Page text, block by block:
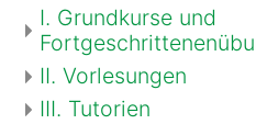
I. Grundkurse und
II. Vorlesungen
III. Tutorien